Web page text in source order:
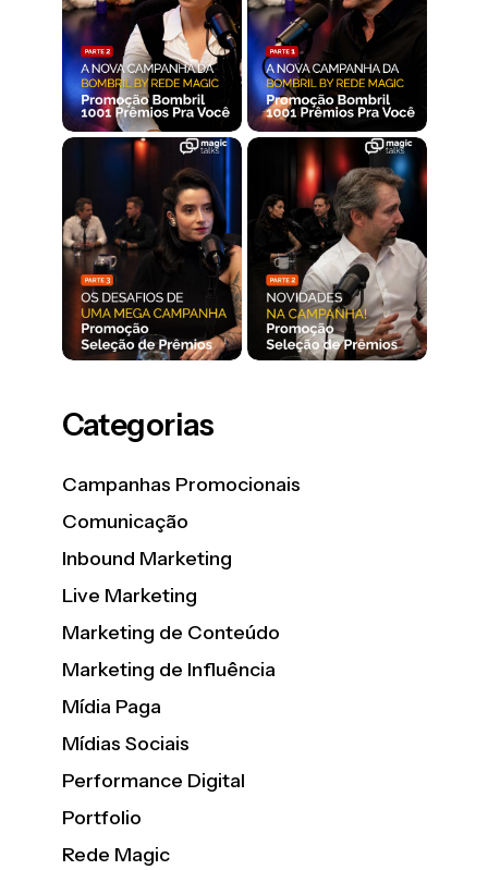
Categorias
Campanhas Promocionais
Comunicação
Inbound Marketing
Live Marketing
Marketing de Conteúdo
Marketing de Influência
Mídia Paga
Mídias Sociais
Performance Digital
Portfolio
Rede Magic